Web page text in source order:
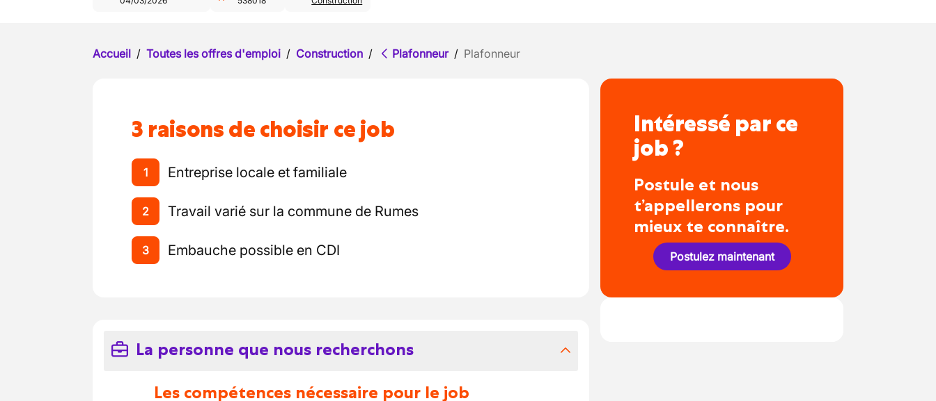
Accueil / Toutes les offres d'emploi / Construction / Plafonneur / Plafonneur
3 raisons de choisir ce job
1 Entreprise locale et familiale
2 Travail varié sur la commune de Rumes
3 Embauche possible en CDI
La personne que nous recherchons
Les compétences nécessaire pour le job
Intéressé par ce
job ?
Postule et nous
t’appellerons pour
mieux te connaître.
Postulez maintenant